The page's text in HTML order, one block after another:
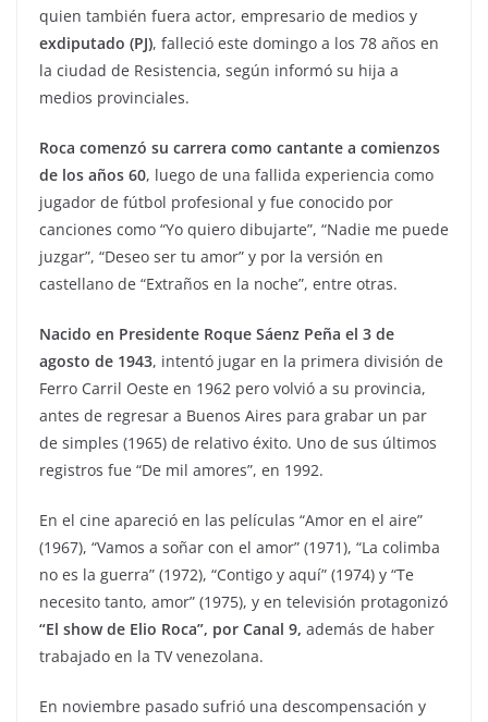
quien también fuera actor, empresario de medios y
exdiputado (PJ), falleció este domingo a los 78 años en
la ciudad de Resistencia, según informó su hija a
medios provinciales.
Roca comenzó su carrera como cantante a comienzos
de los años 60, luego de una fallida experiencia como
jugador de fútbol profesional y fue conocido por
canciones como “Yo quiero dibujarte”, “Nadie me puede
juzgar”, “Deseo ser tu amor” y por la versión en
castellano de “Extraños en la noche”, entre otras.
Nacido en Presidente Roque Sáenz Peña el 3 de
agosto de 1943, intentó jugar en la primera división de
Ferro Carril Oeste en 1962 pero volvió a su provincia,
antes de regresar a Buenos Aires para grabar un par
de simples (1965) de relativo éxito. Uno de sus últimos
registros fue “De mil amores”, en 1992.
En el cine apareció en las películas “Amor en el aire”
(1967), “Vamos a soñar con el amor” (1971), “La colimba
no es la guerra” (1972), “Contigo y aquí” (1974) y “Te
necesito tanto, amor” (1975), y en televisión protagonizó
“El show de Elio Roca”, por Canal 9, además de haber
trabajado en la TV venezolana.
En noviembre pasado sufrió una descompensación y